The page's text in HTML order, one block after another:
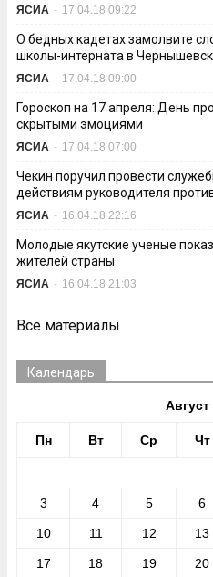
ЯСИА - 17.04.18 09:22
О бедных кадетах замолвите
школы-интерната в
ЯСИА - 17.04.18 09:00
Гороскоп на 17 апреля: День
скрытыми эмоциями
ЯСИА - 17.04.18 07:00
Чекин поручил провести
действиям руководителя
ЯСИА - 16.04.18 22:16
Молодые якутские ученые
жителей страны
ЯСИА - 16.04.18 21:03
Все материалы
Календарь
Август
Пн Вт Ср Чт
3 4 5 6
10 11 12 13
17 18 19 20